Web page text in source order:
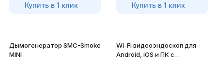
Купить в 1 клик Купить в 1 клик
Дымогенератор SMC-Smoke
MINI
Wi-Fi видеоэндоскоп для
Android, iOS и ПК с